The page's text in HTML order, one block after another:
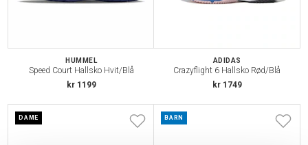
HUMMEL
Speed Court Hallsko Hvit/Blå
kr 1199
ADIDAS
Crazyflight 6 Hallsko Rød/Blå
kr 1749
DAME BARN